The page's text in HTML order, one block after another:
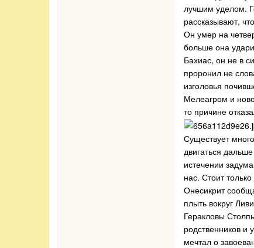
лучшим уделом.
рассказывают,
Он умер на
больше она
Бахиас, он не в
проронил не
изголовья
Мелеагром и
то причине
Существует
двигаться
истечении
нас. Стоит
Онесикрит
плыть вокруг
Геракловы
родственников
мечтал о